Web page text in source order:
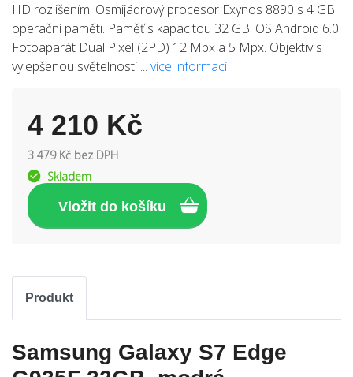
HD rozlišením. Osmijádrový procesor Exynos 8890 s 4 GB
operační paměti. Paměť s kapacitou 32 GB. OS Android 6.0.
Fotoaparát Dual Pixel (2PD) 12 Mpx a 5 Mpx. Objektiv s
vylepšenou světelností ... více informací
4 210 Kč
3 479 Kč bez DPH
Skladem
Produkt
Samsung Galaxy S7 Edge